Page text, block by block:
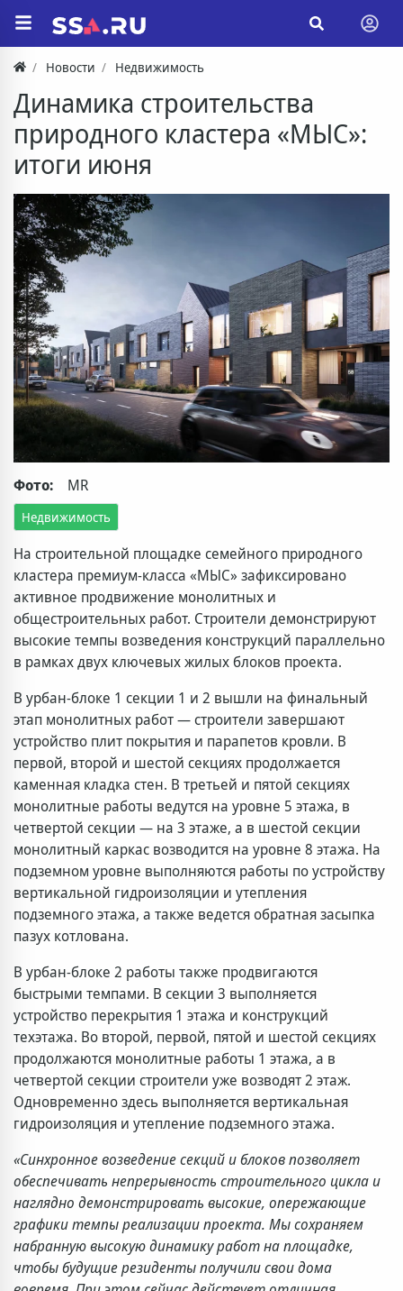
Новости Недвижимость
Динамика строительства
природного кластера «МЫС»:
итоги июня
Фото: MR
Недвижимость
На строительной площадке семейного природного
кластера премиум-класса «МЫС» зафиксировано
активное продвижение монолитных и
общестроительных работ. Строители демонстрируют
высокие темпы возведения конструкций параллельно
в рамках двух ключевых жилых блоков проекта.
В урбан-блоке 1 секции 1 и 2 вышли на финальный
этап монолитных работ — строители завершают
устройство плит покрытия и парапетов кровли. В
первой, второй и шестой секциях продолжается
каменная кладка стен. В третьей и пятой секциях
монолитные работы ведутся на уровне 5 этажа, в
четвертой секции — на 3 этаже, а в шестой секции
монолитный каркас возводится на уровне 8 этажа. На
подземном уровне выполняются работы по устройству
вертикальной гидроизоляции и утепления
подземного этажа, а также ведется обратная засыпка
пазух котлована.
В урбан-блоке 2 работы также продвигаются
быстрыми темпами. В секции 3 выполняется
устройство перекрытия 1 этажа и конструкций
техэтажа. Во второй, первой, пятой и шестой секциях
продолжаются монолитные работы 1 этажа, а в
четвертой секции строители уже возводят 2 этаж.
Одновременно здесь выполняется вертикальная
гидроизоляция и утепление подземного этажа.
«Синхронное возведение секций и блоков позволяет
обеспечивать непрерывность строительного цикла и
наглядно демонстрировать высокие, опережающие
графики темпы реализации проекта. Мы сохраняем
набранную высокую динамику работ на площадке,
чтобы будущие резиденты получили свои дома